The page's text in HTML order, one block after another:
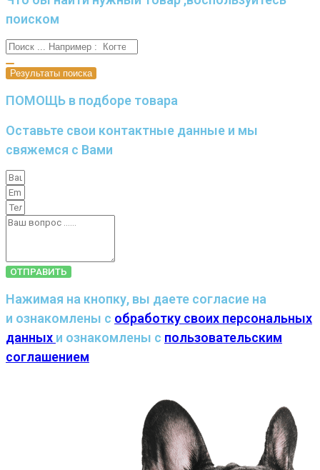
поиском
Результаты поиска
ПОМОЩЬ в подборе товара
Оставьте свои контактные данные и мы
свяжемся с Вами
ОТПРАВИТЬ
Нажимая на кнопку, вы даете согласие на
и ознакомлены с обработку своих персональных
данных и ознакомлены с пользовательским
соглашением